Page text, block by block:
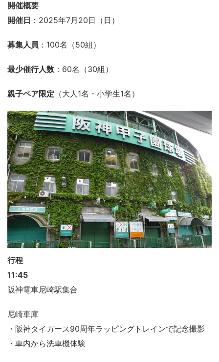
開催概要
開催日 ：2025年7月20日（日）
募集人員 ：100名（50組）
最少催行人数 ：60名（30組）
親子ペア限定 （大人1名・小学生1名）
行程
11:45
阪神電車尼崎駅集合
尼崎車庫
・阪神タイガース90周年ラッピングトレインで記念撮影
・車内から洗車機体験